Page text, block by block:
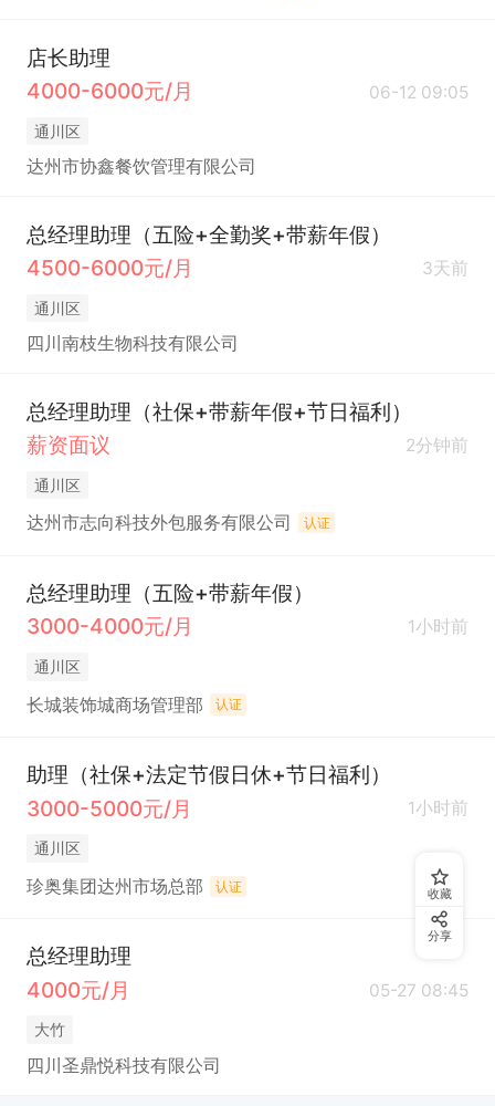
店长助理
4000-6000元/月
06-12 09:05
通川区
达州市协鑫餐饮管理有限公司
总经理助理（五险+全勤奖+带薪年假）
4500-6000元/月
3天前
通川区
四川南枝生物科技有限公司
总经理助理（社保+带薪年假+节日福利）
薪资面议
2分钟前
通川区
达州市志向科技外包服务有限公司 认证
总经理助理（五险+带薪年假）
3000-4000元/月
1小时前
通川区
长城装饰城商场管理部 认证
助理（社保+法定节假日休+节日福利）
3000-5000元/月
1小时前
通川区
珍奥集团达州市场总部 认证
总经理助理
4000元/月
05-27 08:45
大竹
四川圣鼎悦科技有限公司
收藏
分享